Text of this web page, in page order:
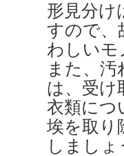
形見分け
すので、
わしいモ
また、
は、受け
衣類につ
埃を取り
しましょ